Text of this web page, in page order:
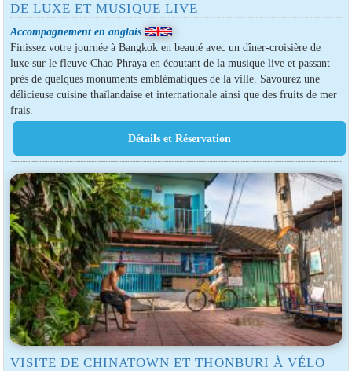
DE LUXE ET MUSIQUE LIVE
Accompagnement en anglais
Finissez votre journée à Bangkok en beauté avec un dîner-croisière de
luxe sur le fleuve Chao Phraya en écoutant de la musique live et passant
près de quelques monuments emblématiques de la ville. Savourez une
délicieuse cuisine thaïlandaise et internationale ainsi que des fruits de mer
frais.
VISITE DE CHINATOWN ET THONBURI À VÉLO